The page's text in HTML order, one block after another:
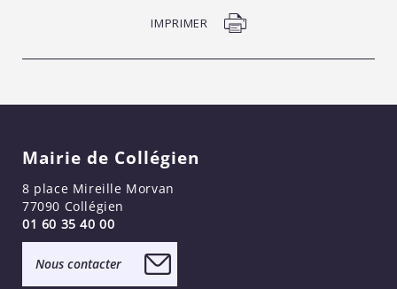
IMPRIMER
Mairie de Collégien
8 place Mireille Morvan
77090 Collégien
01 60 35 40 00
Nous contacter